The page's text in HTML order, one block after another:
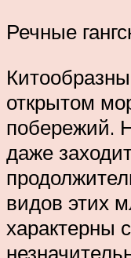
Речные
открытом
побережий.
даже
видов этих
характерны